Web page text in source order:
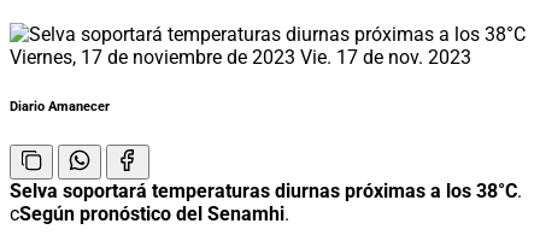
Viernes, 17 de noviembre de 2023 Vie. 17 de nov. 2023
Diario Amanecer
Selva soportará temperaturas diurnas próximas a los 38°C.
cSegún pronóstico del Senamhi.